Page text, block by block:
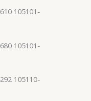
105101-
105101-
105110-